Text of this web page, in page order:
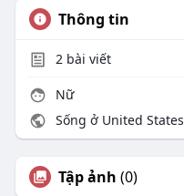
Thông tin
2bài viết
Nữ
Sống ở United States
Tập ảnh (0)